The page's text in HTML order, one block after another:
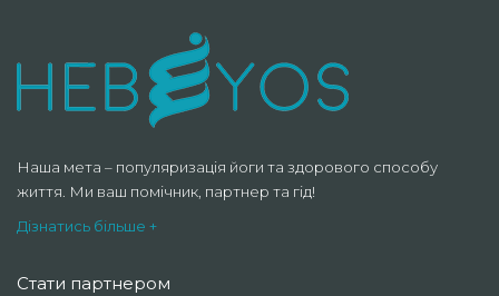
Наша мета – популяризація йоги та здорового способу
життя. Ми ваш помічник, партнер та гід!
Дізнатись більше +
Стати партнером